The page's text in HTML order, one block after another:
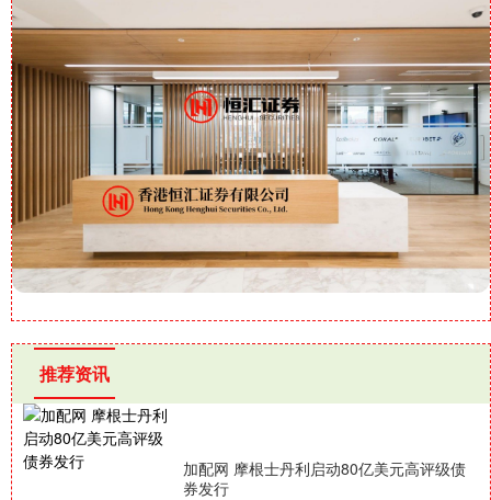
推荐资讯
加配网 摩根士丹利启动80亿美元高评级债
券发行